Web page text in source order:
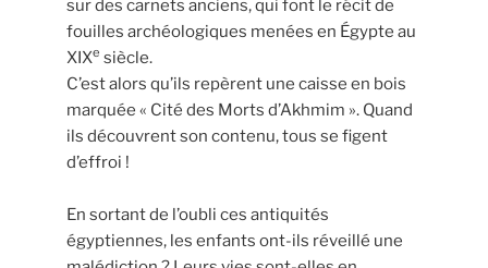
sur des carnets anciens, qui font le récit de
fouilles archéologiques menées en Égypte au
XIXe siècle.
C’est alors qu’ils repèrent une caisse en bois
marquée « Cité des Morts d’Akhmim ». Quand
ils découvrent son contenu, tous se figent
d’effroi !
En sortant de l’oubli ces antiquités
égyptiennes, les enfants ont-ils réveillé une